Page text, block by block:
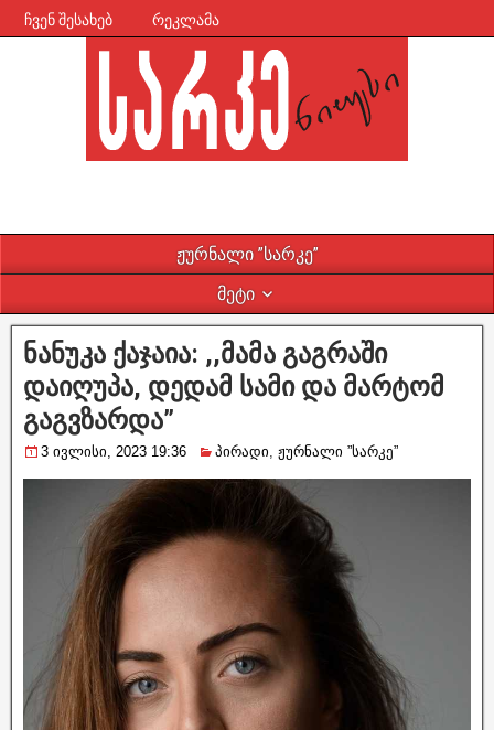
ჩვენ შესახებ რეკლამა
ჟურნალი ”სარკე”
მეტი
ნანუკა ქაჯაია: ,,მამა გაგრაში
დაიღუპა, დედამ სამი და მარტომ
გაგვზარდა”
3 ივლისი, 2023 19:36 პირადი, ჟურნალი ”სარკე”